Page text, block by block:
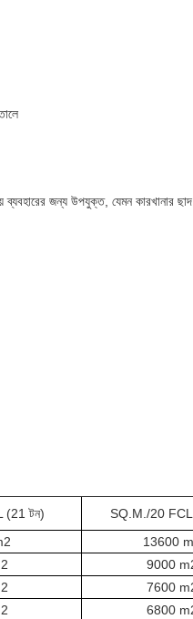
জন্য উপযুক্ত, যেমন কারখানার ছাদ,
(21 টন)
SQ.M./20
13600
9000
7600
6800